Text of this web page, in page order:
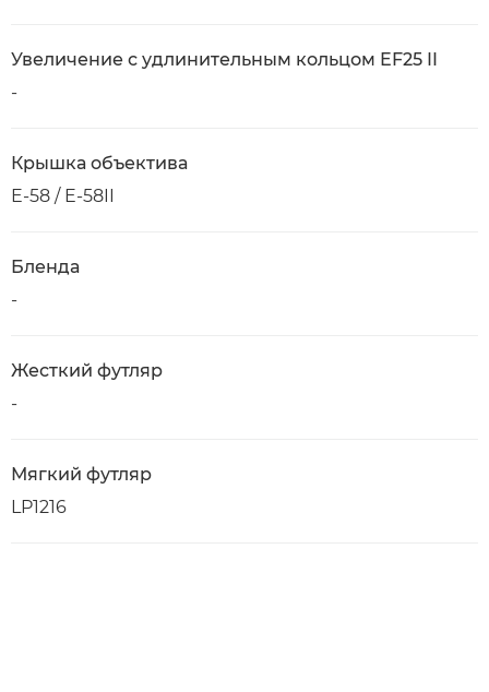
Увеличение с удлинительным кольцом EF25 II
-
Крышка объектива
E-58 / E-58II
Бленда
-
Жесткий футляр
-
Мягкий футляр
LP1216